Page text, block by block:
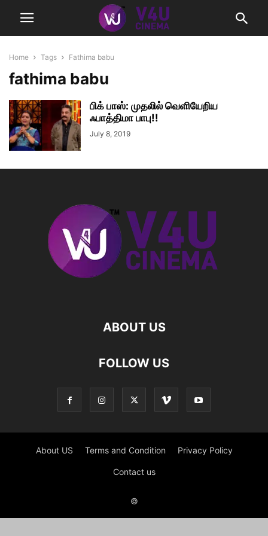
Home Tags Fathima babu
fathima babu
பிக் பாஸ்: முதலில் வெளியேறிய
ஃபாத்திமா பாபு!!
July 8, 2019
ABOUT US
FOLLOW US
About US Terms and Condition Privacy Policy
Contact us
©